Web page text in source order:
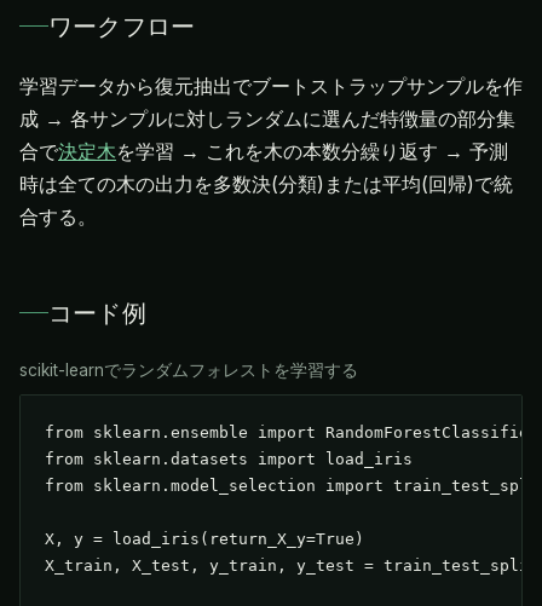
ワークフロー
学習データから復元抽出でブートストラップサンプルを作
成 → 各サンプルに対しランダムに選んだ特徴量の部分集
合で決定木を学習 → これを木の本数分繰り返す → 予測
時は全ての木の出力を多数決(分類)または平均(回帰)で統
合する。
コード例
scikit-learnでランダムフォレストを学習する
from sklearn.ensemble import RandomForestClassifier
from sklearn.datasets import load_iris
from sklearn.model_selection import
X, y = load_iris(return_X_y=True)
X_train, X_test, y_train, y_test =